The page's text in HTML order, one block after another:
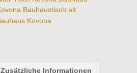
Zusätzliche Informationen